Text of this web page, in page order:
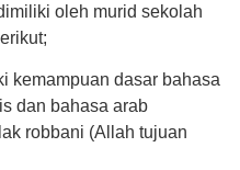
oleh murid sekolah
kemampuan dasar bahasa
dan bahasa arab
robbani (Allah tujuan